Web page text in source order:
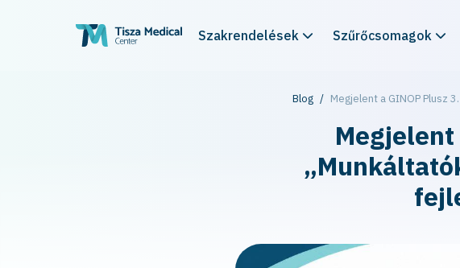
Szakrendelések Szűrőcsomagok
Blog Megjelent a GINOP Plusz